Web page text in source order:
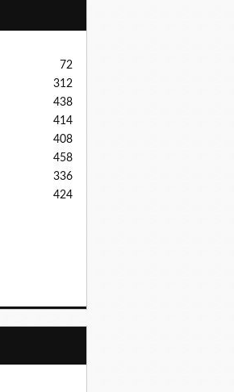
72
312
438
414
408
458
336
424